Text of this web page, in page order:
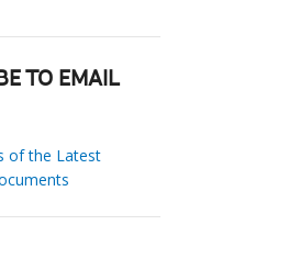
TO EMAIL
of the Latest